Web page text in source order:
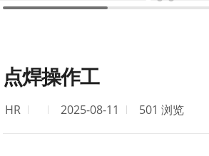
点焊操作工
HR 2025-08-11 501 浏览